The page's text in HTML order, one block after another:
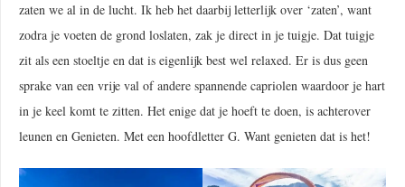
zaten we al in de lucht. Ik heb het daarbij letterlijk over ‘zaten’, want
zodra je voeten de grond loslaten, zak je direct in je tuigje. Dat tuigje
zit als een stoeltje en dat is eigenlijk best wel relaxed. Er is dus geen
sprake van een vrije val of andere spannende capriolen waardoor je hart
in je keel komt te zitten. Het enige dat je hoeft te doen, is achterover
leunen en Genieten. Met een hoofdletter G. Want genieten dat is het!